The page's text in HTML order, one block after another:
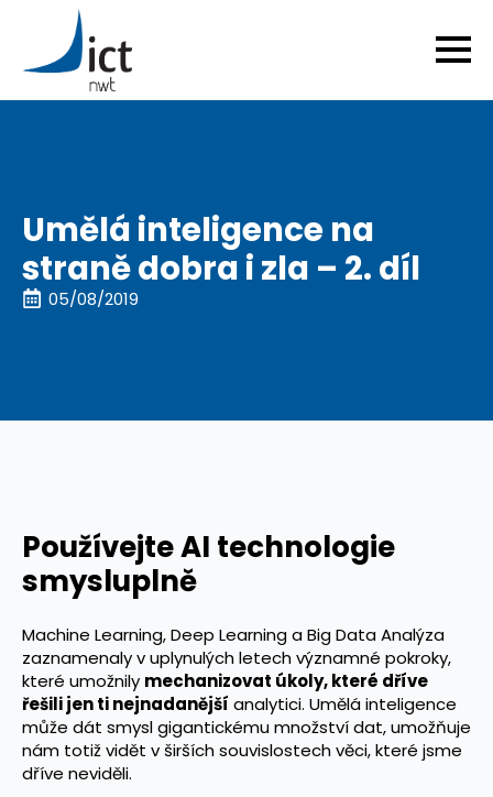
Umělá inteligence na
straně dobra i zla – 2. díl
05/08/2019
Používejte AI technologie
smysluplně
Machine Learning, Deep Learning a Big Data Analýza
zaznamenaly v uplynulých letech významné pokroky,
které umožnily mechanizovat úkoly, které dříve
řešili jen ti nejnadanější analytici. Umělá inteligence
může dát smysl gigantickému množství dat, umožňuje
nám totiž vidět v širších souvislostech věci, které jsme
dříve neviděli.